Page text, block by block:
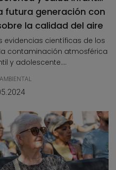
futura generación con
la calidad del aire
evidencias científicas de los
contaminación atmosférica
y adolescente....